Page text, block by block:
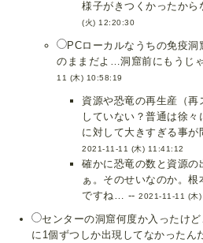
様子がきつくかったか
(火) 12:20:30
PCローカルなうちの免疫
のままだよ…洞窟前にもうじ
11 (木) 10:58:19
資源や恐竜の再生産（再
していない？普通は徐
に対して大きすぎる事
2021-11-11 (木) 11:41:12
確かに恐竜の数と資源の
ぁ。そのせいなのか。
ですね… --2021-11-11 (木
センターの洞窟何度か入ったけ
に1個ずつしか出現してなかったん